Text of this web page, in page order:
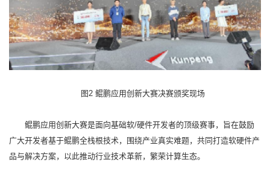
图2 鲲鹏应用创新大赛决赛颁奖现场
鲲鹏应用创新大赛是面向基础软/硬件开发者的顶级赛事，旨在鼓励
广大开发者基于鲲鹏全栈根技术，围绕产业真实难题，共同打造软硬件产
品与解决方案，以此推动行业技术革新，繁荣计算生态。